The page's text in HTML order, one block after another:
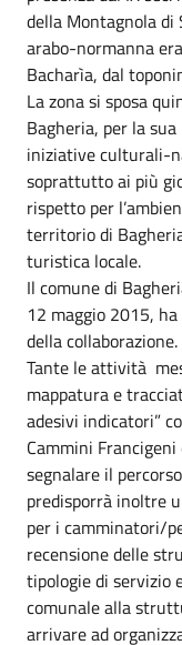
della Montagnola
arabo-normanna
Bacharìa, dal
La zona si sposa
Bagheria, per la
iniziative culturali-
soprattutto ai più
rispetto per
territorio di
turistica locale.
Il comune di
12 maggio 2015,
della collaborazione.
Tante le attività
mappatura e
adesivi indicatori”
Cammini
segnalare il
predisporrà inoltre
per i camminatori/
recensione delle
tipologie di servizio
comunale alla
arrivare ad